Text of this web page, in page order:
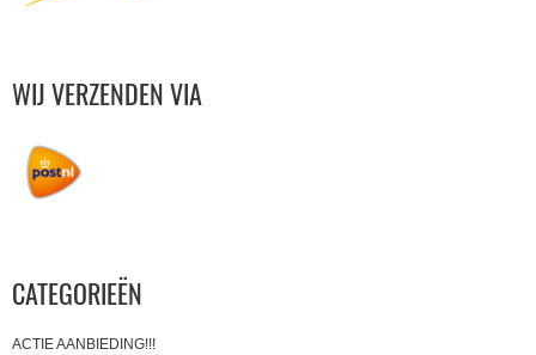
CATEGORIEËN
ACTIE AANBIEDING!!!
WIJ VERZENDEN VIA